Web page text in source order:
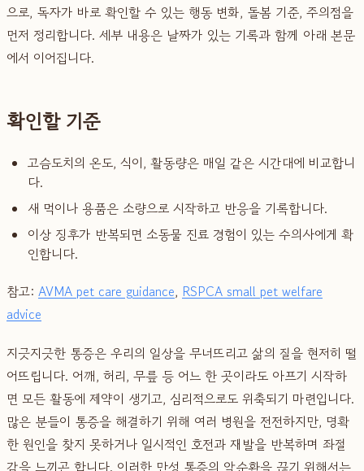
으로, 독자가 바로 확인할 수 있는 행동 변화, 돌봄 기준, 주의점을
먼저 정리합니다. 세부 내용은 날짜가 있는 기록과 함께 아래 본문
에서 이어집니다.
확인할 기준
고슴도치의 온도, 식이, 활동량은 매일 같은 시간대에 비교합니
다.
새 먹이나 용품은 소량으로 시작하고 반응을 기록합니다.
이상 징후가 반복되면 소동물 진료 경험이 있는 수의사에게 확
인합니다.
참고: AVMA pet care guidance, RSPCA small pet welfare
advice
지긋지긋한 통증은 우리의 일상을 무너뜨리고 삶의 질을 현저히 떨
어뜨립니다. 어깨, 허리, 무릎 등 어느 한 곳이라도 아프기 시작하
면 모든 활동에 제약이 생기고, 심리적으로도 위축되기 마련입니다.
많은 분들이 통증을 해결하기 위해 여러 병원을 전전하지만, 명확
한 원인을 찾지 못하거나 일시적인 호전과 재발을 반복하며 좌절
감을 느끼곤 합니다. 이러한 만성 통증의 악순환을 끊기 위해서는